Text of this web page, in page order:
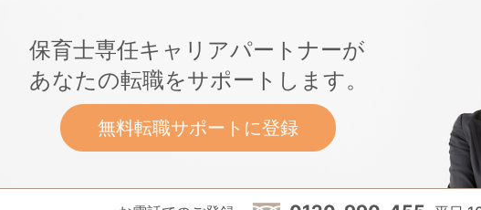
保育士専任キャリアパートナーが
あなたの転職をサポートします。
無料転職サポートに登録